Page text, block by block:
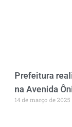
Prefeitura
na Avenida
14 de março de 2025